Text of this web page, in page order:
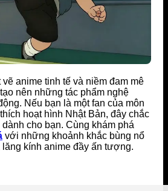
anime tinh tế và niềm đam mê
nên những tác phẩm nghệ
Nếu bạn là một fan của môn
hoạt hình Nhật Bản, đây chắc
cho bạn. Cùng khám phá
với những khoảnh khắc bùng nổ
kính anime đầy ấn tượng.